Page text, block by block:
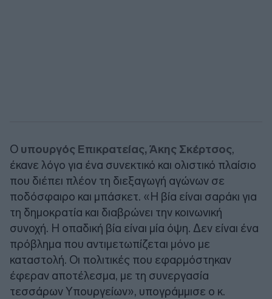
Ο υπουργός Επικρατείας, Άκης Σκέρτσος,
έκανε λόγο για ένα συνεκτικό και ολιστικό πλαίσιο
που διέπει πλέον τη διεξαγωγή αγώνων σε
ποδόσφαιρο και μπάσκετ. «Η βία είναι σαράκι για
τη δημοκρατία και διαβρώνει την κοινωνική
συνοχή. Η οπαδική βία είναι μία όψη. Δεν είναι ένα
πρόβλημα που αντιμετωπίζεται μόνο με
καταστολή. Οι πολιτικές που εφαρμόστηκαν
έφεραν αποτέλεσμα, με τη συνεργασία
τεσσάρων Υπουργείων», υπογράμμισε ο κ.